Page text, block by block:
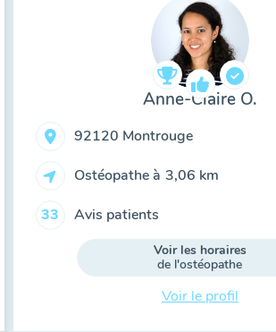
Anne-Claire O.
92120 Montrouge
Ostéopathe à 3,06 km
33 Avis patients
Voir les horaires
de l'ostéopathe
Voir le profil